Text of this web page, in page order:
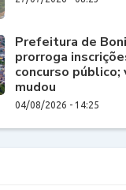
Prefeitura de
prorroga
concurso público;
mudou
04/08/2026 - 14:25